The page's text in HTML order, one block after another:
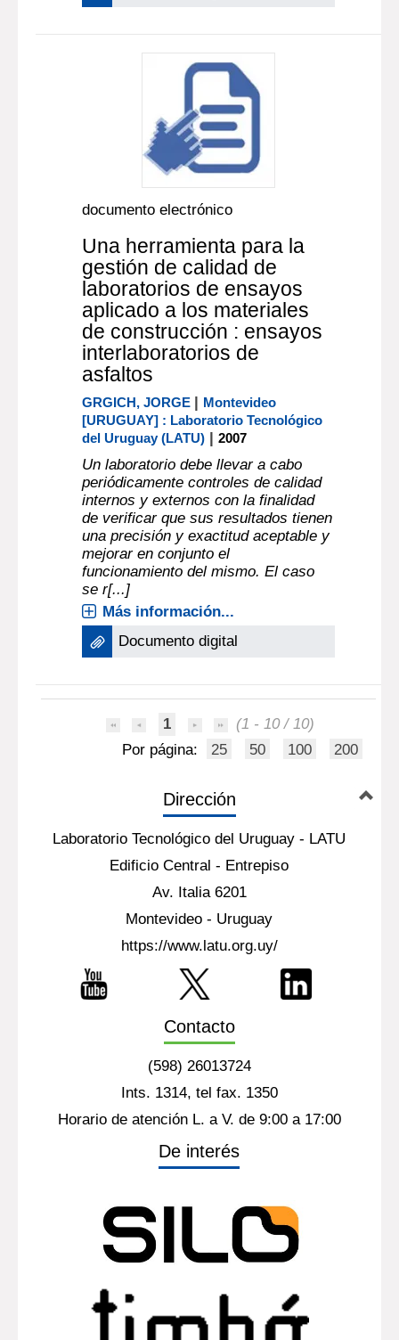
documento electrónico
Una herramienta para la
gestión de calidad de
laboratorios de ensayos
aplicado a los materiales
de construcción : ensayos
interlaboratorios de
asfaltos
GRGICH, JORGE | Montevideo
[URUGUAY] : Laboratorio Tecnológico
del Uruguay (LATU) |2007
Un laboratorio debe llevar a cabo
periódicamente controles de calidad
internos y externos con la finalidad
de verificar que sus resultados tienen
una precisión y exactitud aceptable y
mejorar en conjunto el
funcionamiento del mismo. El caso
se r[...]
Más información...
Documento digital
1
(1 - 10 / 10)
Por página:
25 50 100 200
Dirección
Laboratorio Tecnológico del Uruguay - LATU
Edificio Central - Entrepiso
Av. Italia 6201
Montevideo - Uruguay
https://www.latu.org.uy/
Contacto
(598) 26013724
Ints. 1314, tel fax. 1350
Horario de atención L. a V. de 9:00 a 17:00
De interés